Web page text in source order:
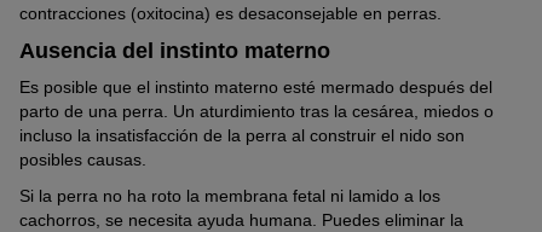
contracciones (oxitocina) es desaconsejable en perras.
Ausencia del instinto materno
Es posible que el instinto materno esté mermado después del
parto de una perra. Un aturdimiento tras la cesárea, miedos o
incluso la insatisfacción de la perra al construir el nido son
posibles causas.
Si la perra no ha roto la membrana fetal ni lamido a los
cachorros, se necesita ayuda humana. Puedes eliminar la